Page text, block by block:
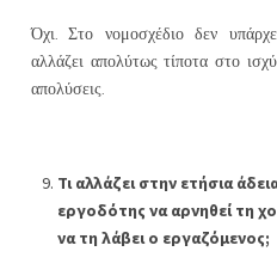
Όχι. Στο νομοσχέδιο δεν
αλλάζει απολύτως τίποτα στο
απολύσεις.
Τι αλλάζει στην ετήσια
εργοδότης να αρνηθεί τη
να τη λάβει ο εργαζόμενος;